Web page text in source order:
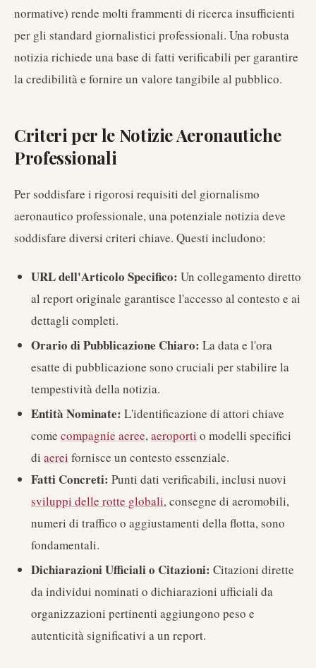
normative) rende molti frammenti di ricerca insufficienti
per gli standard giornalistici professionali. Una robusta
notizia richiede una base di fatti verificabili per garantire
la credibilità e fornire un valore tangibile al pubblico.
Criteri per le Notizie Aeronautiche
Professionali
Per soddisfare i rigorosi requisiti del giornalismo
aeronautico professionale, una potenziale notizia deve
soddisfare diversi criteri chiave. Questi includono:
URL dell'Articolo Specifico: Un collegamento diretto
al report originale garantisce l'accesso al contesto e ai
dettagli completi.
Orario di Pubblicazione Chiaro: La data e l'ora
esatte di pubblicazione sono cruciali per stabilire la
tempestività della notizia.
Entità Nominate: L'identificazione di attori chiave
come compagnie aeree,aeroporti o modelli specifici
di aerei fornisce un contesto essenziale.
Fatti Concreti: Punti dati verificabili, inclusi nuovi
sviluppi delle rotte globali, consegne di aeromobili,
numeri di traffico o aggiustamenti della flotta, sono
fondamentali.
Dichiarazioni Ufficiali o Citazioni: Citazioni dirette
da individui nominati o dichiarazioni ufficiali da
organizzazioni pertinenti aggiungono peso e
autenticità significativi a un report.